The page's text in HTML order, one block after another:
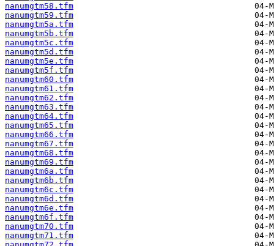
nanumgtm58.tfm
nanumgtm59.tfm
nanumgtm5a.tfm
nanumgtm5b.tfm
nanumgtm5c.tfm
nanumgtm5d.tfm
nanumgtm5e.tfm
nanumgtm5f.tfm
nanumgtm60.tfm
nanumgtm61.tfm
nanumgtm62.tfm
nanumgtm63.tfm
nanumgtm64.tfm
nanumgtm65.tfm
nanumgtm66.tfm
nanumgtm67.tfm
nanumgtm68.tfm
nanumgtm69.tfm
nanumgtm6a.tfm
nanumgtm6b.tfm
nanumgtm6c.tfm
nanumgtm6d.tfm
nanumgtm6e.tfm
nanumgtm6f.tfm
nanumgtm70.tfm
nanumgtm71.tfm